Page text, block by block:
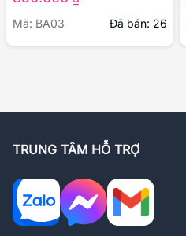
Mã: BA03
Đã bán: 26
TRUNG TÂM HỖ TRỢ